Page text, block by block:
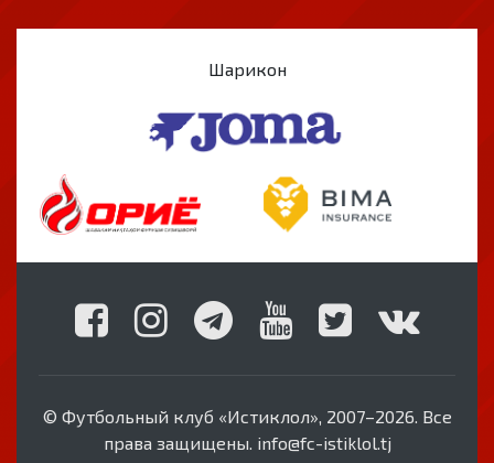
Шарикон
© Футбольный клуб «Истиклол», 2007–2026. Все
права защищены. info@fc-istiklol.tj